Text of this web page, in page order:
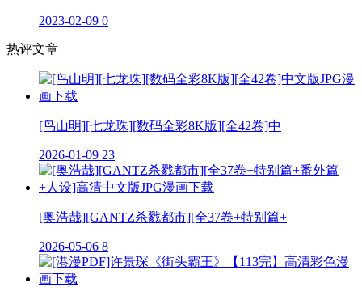
2023-02-09 0
热评文章
[鸟山明][七龙珠][数码全彩8K版][全42卷]中
2026-01-09 23
[奥浩哉][GANTZ杀戮都市][全37卷+特别篇+
2026-05-06 8